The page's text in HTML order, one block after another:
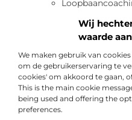
Wij
waarde
We maken gebruik van
om de gebruikerservaring te
cookies' om akkoord te gaan,
This is the main cookie
being used and offering the
preferences.
Maak een
Maak snel
Meditation in
helpen